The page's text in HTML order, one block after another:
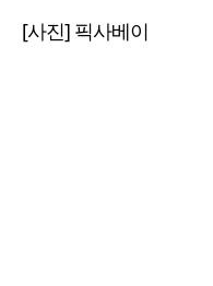
[사진] 픽사베이